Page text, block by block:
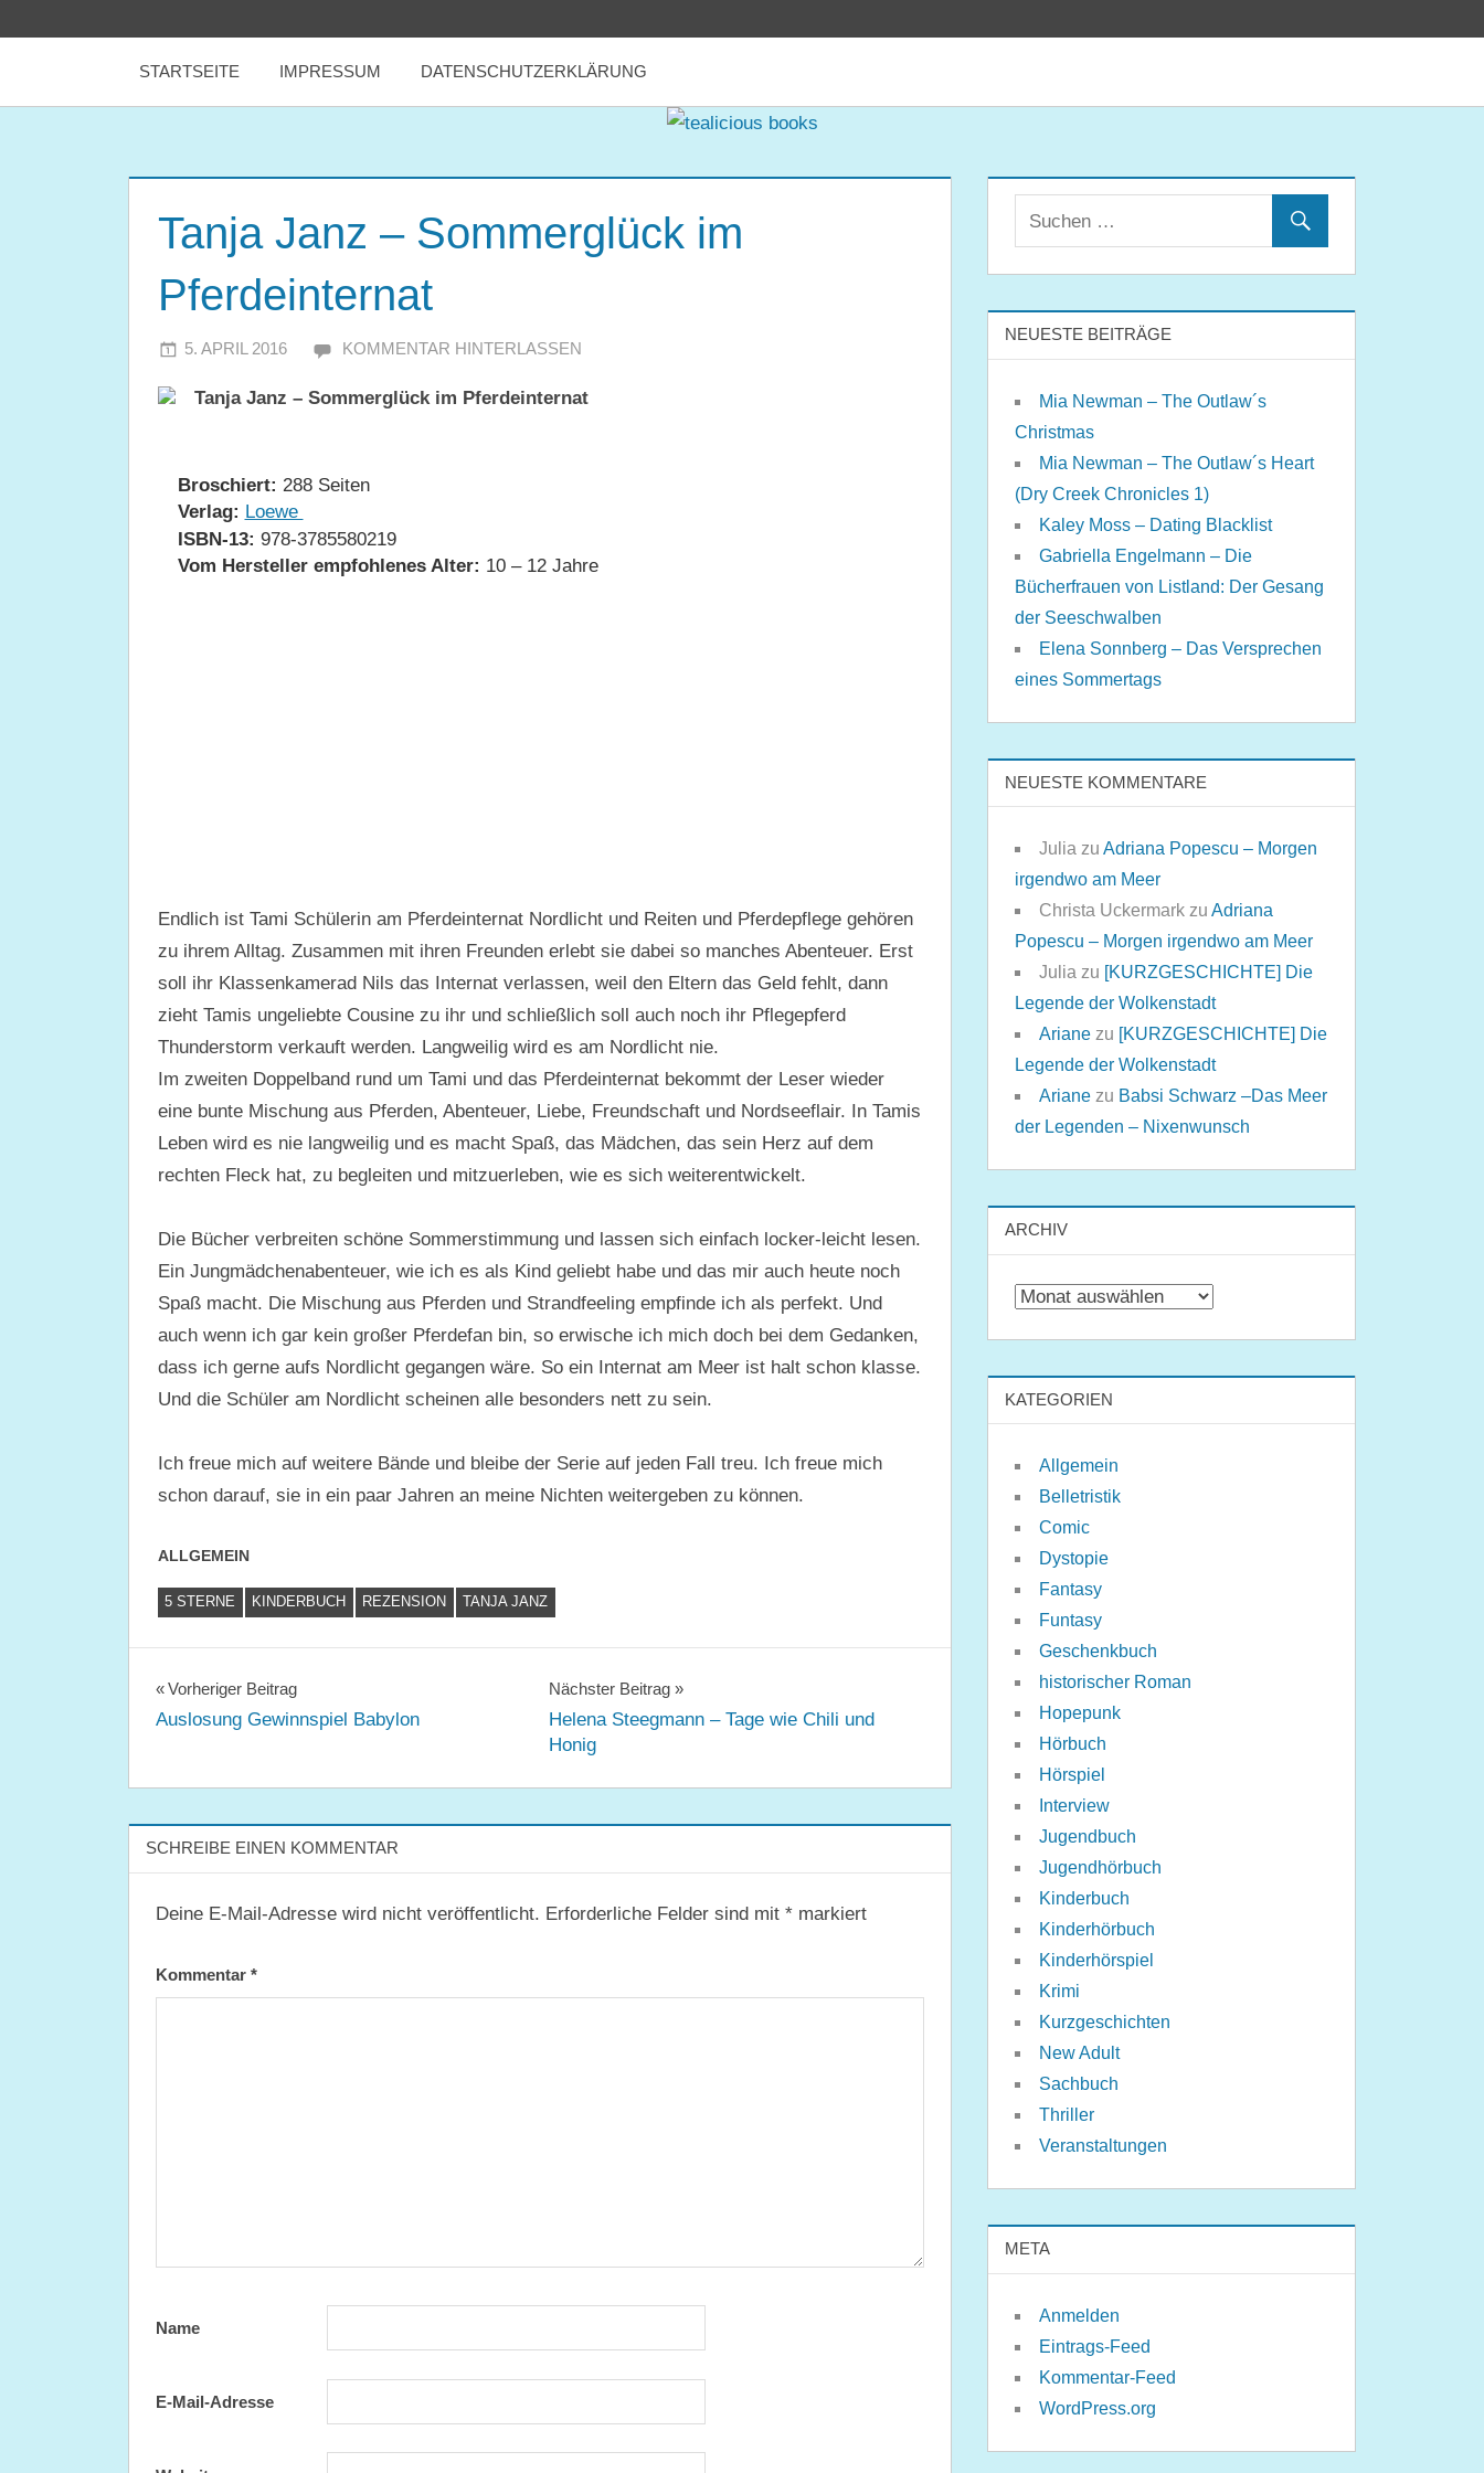
books
STARTSEITE IMPRESSUM DATENSCHUTZERKLÄRUNG
Tanja Janz – Sommerglück im
Pferdeinternat
5. APRIL 2016 JULIA
KOMMENTAR HINTERLASSEN
Tanja Janz – Sommerglück im Pferdeinternat
Broschiert: 288 Seiten
Verlag: Loewe
ISBN-13: 978-3785580219
Vom Hersteller empfohlenes Alter: 10 – 12 Jahre
Endlich ist Tami Schülerin am Pferdeinternat Nordlicht und Reiten und Pferdepflege gehören
zu ihrem Alltag. Zusammen mit ihren Freunden erlebt sie dabei so manches Abenteuer. Erst
soll ihr Klassenkamerad Nils das Internat verlassen, weil den Eltern das Geld fehlt, dann
zieht Tamis ungeliebte Cousine zu ihr und schließlich soll auch noch ihr Pflegepferd
Thunderstorm verkauft werden. Langweilig wird es am Nordlicht nie.
Im zweiten Doppelband rund um Tami und das Pferdeinternat bekommt der Leser wieder
eine bunte Mischung aus Pferden, Abenteuer, Liebe, Freundschaft und Nordseeflair. In Tamis
Leben wird es nie langweilig und es macht Spaß, das Mädchen, das sein Herz auf dem
rechten Fleck hat, zu begleiten und mitzuerleben, wie es sich weiterentwickelt.
Die Bücher verbreiten schöne Sommerstimmung und lassen sich einfach locker-leicht lesen.
Ein Jungmädchenabenteuer, wie ich es als Kind geliebt habe und das mir auch heute noch
Spaß macht. Die Mischung aus Pferden und Strandfeeling empfinde ich als perfekt. Und
auch wenn ich gar kein großer Pferdefan bin, so erwische ich mich doch bei dem Gedanken,
dass ich gerne aufs Nordlicht gegangen wäre. So ein Internat am Meer ist halt schon klasse.
Und die Schüler am Nordlicht scheinen alle besonders nett zu sein.
Ich freue mich auf weitere Bände und bleibe der Serie auf jeden Fall treu. Ich freue mich
schon darauf, sie in ein paar Jahren an meine Nichten weitergeben zu können.
ALLGEMEIN
5 STERNE KINDERBUCH REZENSION TANJA JANZ
Beitragsnavigation
Vorheriger Beitrag
Auslosung Gewinnspiel Babylon
Nächster Beitrag
Helena Steegmann – Tage wie Chili und
Honig
SCHREIBE EINEN KOMMENTAR
Deine E-Mail-Adresse wird nicht veröffentlicht. Erforderliche Felder sind mit * markiert
Kommentar *
Name
E-Mail-Adresse
NEUESTE BEITRÄGE
Mia Newman – The Outlaw´s
Christmas
Mia Newman – The Outlaw´s Heart
(Dry Creek Chronicles 1)
Kaley Moss – Dating Blacklist
Gabriella Engelmann – Die
Bücherfrauen von Listland: Der Gesang
der Seeschwalben
Elena Sonnberg – Das Versprechen
eines Sommertags
NEUESTE KOMMENTARE
Julia zuAdriana Popescu – Morgen
irgendwo am Meer
Christa Uckermark zuAdriana
Popescu – Morgen irgendwo am Meer
Julia zu [KURZGESCHICHTE] Die
Legende der Wolkenstadt
Ariane zu [KURZGESCHICHTE] Die
Legende der Wolkenstadt
Ariane zu Babsi Schwarz –Das Meer
der Legenden – Nixenwunsch
ARCHIV
Archiv
KATEGORIEN
Allgemein
Belletristik
Comic
Dystopie
Fantasy
Funtasy
Geschenkbuch
historischer Roman
Hopepunk
Hörbuch
Hörspiel
Interview
Jugendbuch
Jugendhörbuch
Kinderbuch
Kinderhörbuch
Kinderhörspiel
Krimi
Kurzgeschichten
New Adult
Sachbuch
Thriller
Veranstaltungen
META
Anmelden
Eintrags-Feed
Kommentar-Feed
WordPress.org